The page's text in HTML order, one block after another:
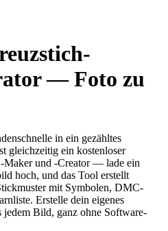
— Foto zu
in ein gezähltes
gleichzeitig ein kostenloser
Maker und -Creator — lade ein
hoch, und das Tool erstellt
mit Symbolen, DMC-
Erstelle dein eigenes
jedem Bild, ganz ohne Software-